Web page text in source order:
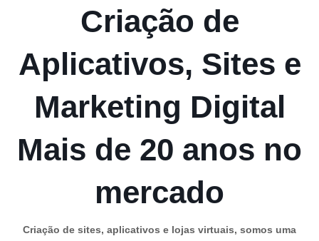
Criação de
Aplicativos, Sites e
Marketing Digital
Mais de 20 anos no
mercado
Criação de sites, aplicativos e lojas virtuais, somos uma